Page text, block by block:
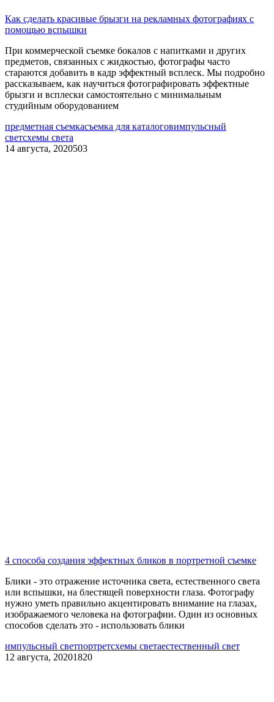
Как сделать красивые брызги на рекламных фотографиях с
помощью вспышки
При коммерческой съемке бокалов с напитками и других
предметов, связанных с жидкостью, фотографы часто
стараются добавить в кадр эффектный всплеск. Мы подробно
рассказываем, как научиться фотографировать эффектные
брызги и всплески самостоятельно с минимальным
студийным оборудованием
предметная съемкасъемка для каталоговимпульсный
светсхемы света
14 августа, 2020503
4 способа создания эффектных бликов в портретной съемке
Блики - это отражение источника света, естественного света
или вспышки, на блестящей поверхности глаза. Фотографу
нужно уметь правильно акцентировать внимание на глазах,
изображаемого человека на фотографии. Один из основных
способов сделать это - использовать блики
импульсный светпортретсхемы светаестественный свет
12 августа, 20201820